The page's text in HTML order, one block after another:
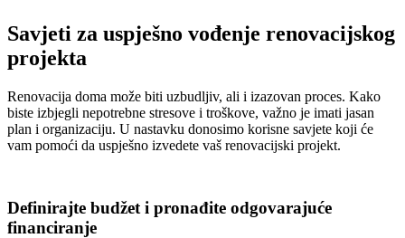
Savjeti za uspješno vođenje renovacijskog
projekta
Renovacija doma može biti uzbudljiv, ali i izazovan proces. Kako
biste izbjegli nepotrebne stresove i troškove, važno je imati jasan
plan i organizaciju. U nastavku donosimo korisne savjete koji će
vam pomoći da uspješno izvedete vaš renovacijski projekt.
Definirajte budžet i pronađite odgovarajuće
financiranje